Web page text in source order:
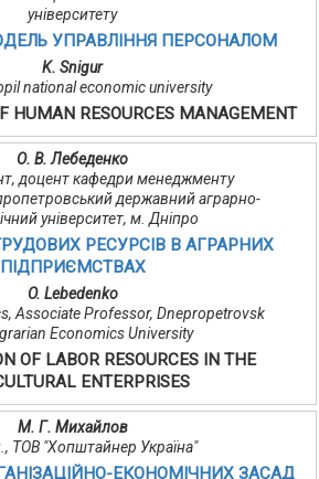
університету
УПРАВЛІННЯ ПЕРСОНАЛОМ
K. Snigur
national economic university
HUMAN RESOURCES MANAGEMENT
О. В. Лебеденко
доцент кафедри менеджменту
державний аграрно-
університет, м. Дніпро
РЕСУРСІВ В АГРАРНИХ
ПІДПРИЄМСТВАХ
O. Lebedenko
Associate Professor, Dnepropetrovsk
Economics University
OF LABOR RESOURCES IN THE
ENTERPRISES
М. Г. Михайлов
ТОВ "Хопштайнер Україна"
ЕКОНОМІЧНИХ ЗАСАД